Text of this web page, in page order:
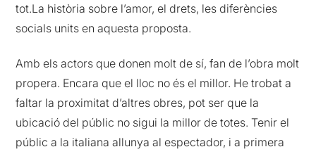
tot.La història sobre l’amor, el drets, les diferències
socials units en aquesta proposta.
Amb els actors que donen molt de sí, fan de l’obra molt
propera. Encara que el lloc no és el millor. He trobat a
faltar la proximitat d’altres obres, pot ser que la
ubicació del públic no sigui la millor de totes. Tenir el
públic a la italiana allunya al espectador, i a primera